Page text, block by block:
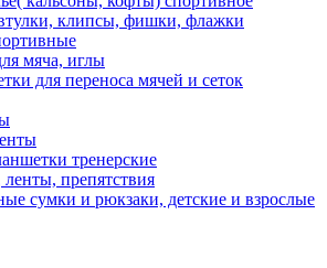
клипсы, фишки, флажки
мяча, иглы
для переноса мячей и сеток
тренерские
ленты, препятствия
сумки и рюкзаки, детские и взрослые